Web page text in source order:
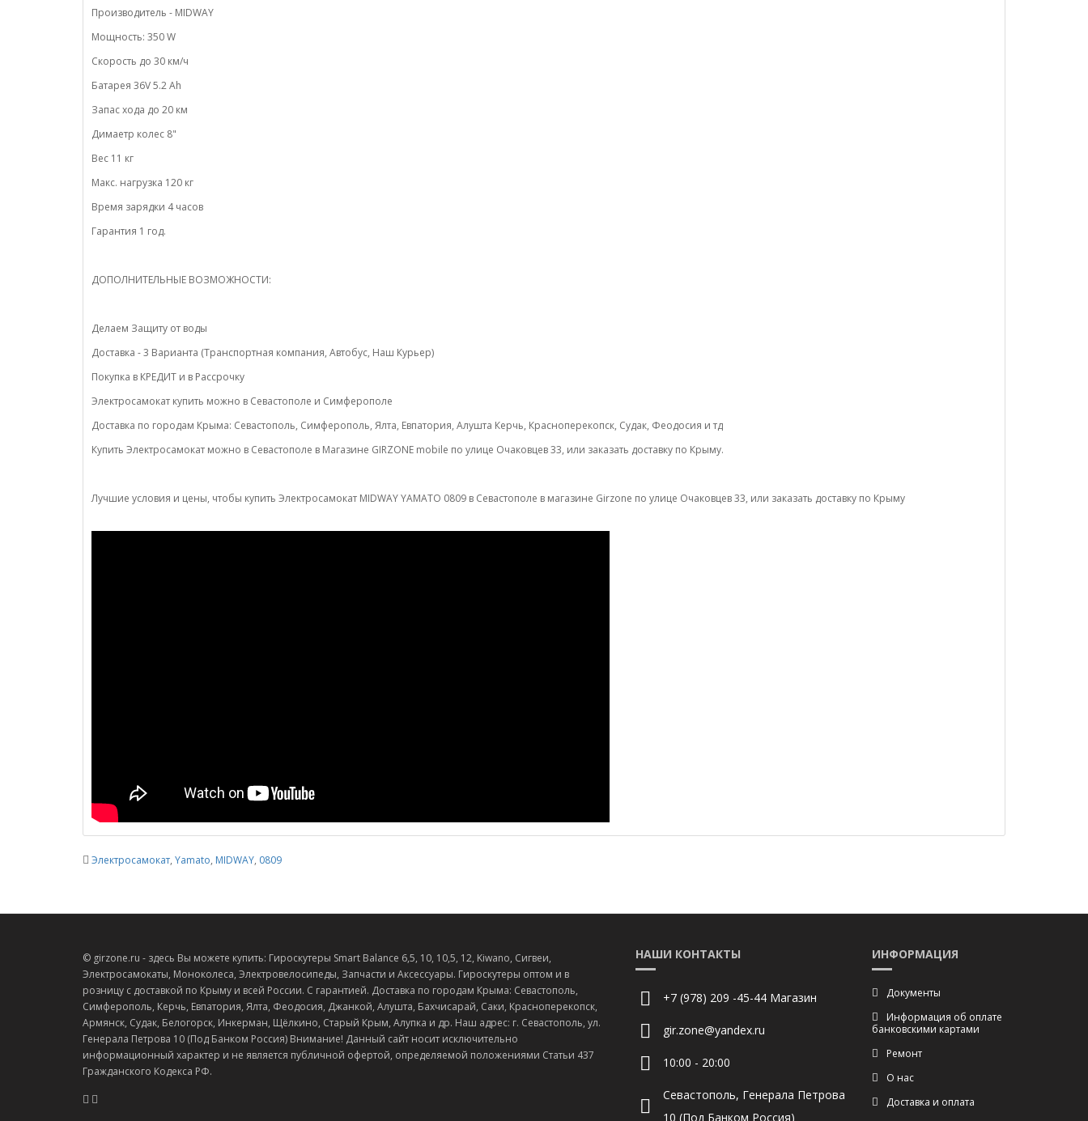
Производитель - MIDWAY
Мощность: 350 W
Скорость до 30 км/ч
Батарея 36V 5.2 Ah
Запас хода до 20 км
Димаетр колес 8"
Вес 11 кг
Макс. нагрузка 120 кг
Время зарядки 4 часов
Гарантия 1 год.
ДОПОЛНИТЕЛЬНЫЕ ВОЗМОЖНОСТИ:
Делаем Защиту от воды
Доставка - 3 Варианта (Транспортная компания, Автобус, Наш Курьер)
Покупка в КРЕДИТ и в Рассрочку
Электросамокат купить можно в Севастополе и Симферополе
Доставка по городам Крыма: Севастополь, Симферополь, Ялта, Евпатория, Алушта Керчь, Красноперекопск, Судак, Феодосия и тд
Купить Электросамокат можно в Севастополе в Магазине GIRZONE mobile по улице Очаковцев 33, или заказать доставку по Крыму.
Лучшие условия и цены, чтобы купить Электросамокат MIDWAY YAMATO 0809 в Севастополе в магазине Girzone по улице Очаковцев 33, или заказать доставку по Крыму
Электросамокат, Yamato, MIDWAY, 0809
© girzone.ru - здесь Вы можете купить: Гироскутеры Smart Balance 6,5, 10, 10,5, 12, Kiwano, Сигвеи,
Электросамокаты, Моноколеса, Электровелосипеды, Запчасти и Аксессуары. Гироскутеры оптом и в
розницу с доставкой по Крыму и всей России. С гарантией. Доставка по городам Крыма: Севастополь,
Симферополь, Керчь, Евпатория, Ялта, Феодосия, Джанкой, Алушта, Бахчисарай, Саки, Красноперекопск,
Армянск, Судак, Белогорск, Инкерман, Щёлкино, Старый Крым, Алупка и др. Наш адрес: г. Севастополь, ул.
Генерала Петрова 10 (Под Банком Россия) Внимание! Данный сайт носит исключительно
информационный характер и не является публичной офертой, определяемой положениями Статьи 437
Гражданского Кодекса РФ.
НАШИ КОНТАКТЫ
+7 (978) 209 -45-44 Магазин
gir.zone@yandex.ru
10:00 - 20:00
Севастополь, Генерала Петрова
10 (Под Банком Россия)
ИНФОРМАЦИЯ
Документы
Информация об оплате
банковскими картами
Ремонт
О нас
Доставка и оплата